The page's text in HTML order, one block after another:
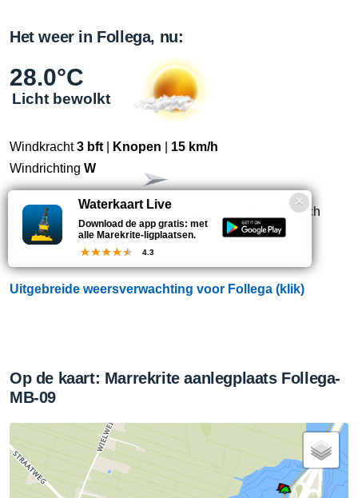
Het weer in Follega, nu:
28.0°C
Licht bewolkt
Windkracht3 bft Knopen
15 km/h
Windrichting W
Straks:Veel zon, ook bewolking en plaatselijk tropisch
warm.
Uitgebreide weersverwachting voor Follega (klik)
Op de kaart: Marrekrite aanlegplaats Follega-
MB-09
Waterkaart Live
Download de app gratis: met
alle Marekrite-ligplaatsen.
4.3